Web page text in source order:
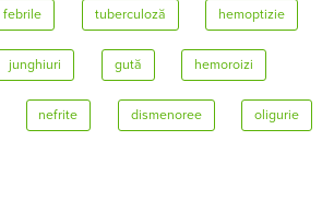
febrile tuberculoză hemoptizie
junghiuri gută hemoroizi
nefrite dismenoree oligurie